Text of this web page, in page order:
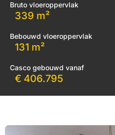
Bruto vloeroppervlak
339 m²
Bebouwd vloeroppervlak
131 m²
Casco gebouwd vanaf
€ 406.795